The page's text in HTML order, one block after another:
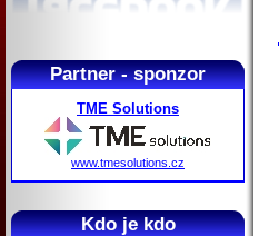
Partner - sponzor
TME Solutions
www.tmesolutions.cz
Kdo je kdo